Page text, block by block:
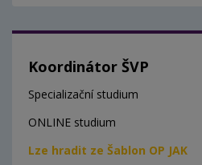
Koordinátor ŠVP
Specializační studium
ONLINE studium
Lze hradit ze Šablon OP JAK